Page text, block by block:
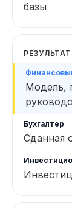
базы
Модель,
Сданная